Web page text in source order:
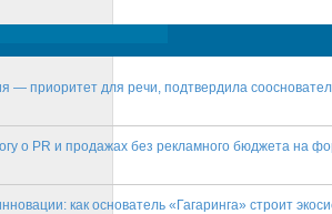
— приоритет для речи, подтвердила
о PR и продажах без рекламного бюджета на
как основатель «Гагаринга» строит